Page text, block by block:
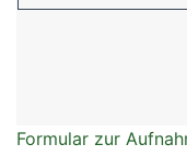
Formular zur